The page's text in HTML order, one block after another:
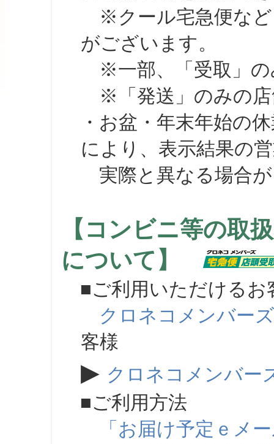
※クール宅急便など
がございます。
※一部、「受取」の
※「発送」のみの店
・お盆・年末年始の
により、表示結果の
実際と異なる場合が
【コンビニ等の取
について】
■ご利用いただけるお
クロネコメンバーズ
客様
▶ クロネコメンバー
■ご利用方法
「お届け予定ｅメ